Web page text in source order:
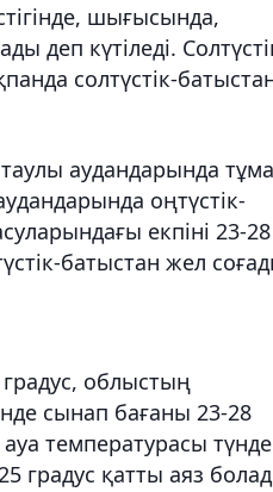
шығысында,
деп күтіледі.
солтүстік-
таулы аудандарында
оңтүстік-
екпіні 23-28
батыстан жел
облыстың
сынап бағаны 23-28
температурасы түнде
градус қатты аяз